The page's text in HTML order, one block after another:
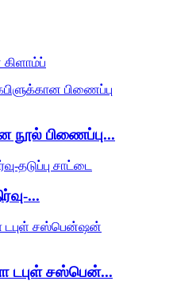
நூல் பிணைப்பு...
...
டபுள் சஸ்பென்...